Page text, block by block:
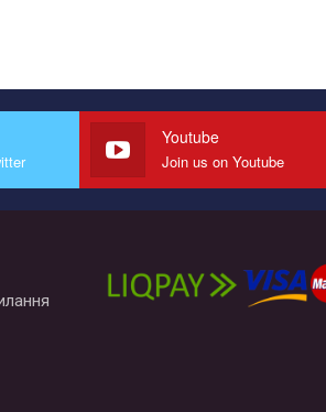
Youtube
Join us on Youtube